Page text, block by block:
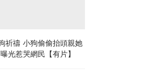
祈禱 小狗偷偷抬頭親她
光惹哭網民【有片】